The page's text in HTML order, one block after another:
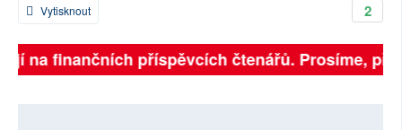
2
Vytisknout
finančních příspěvcích čtenářů. Prosíme,